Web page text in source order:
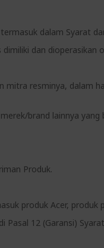
dalam Syarat
dan dioperasikan
mitra resminya, dalam
brand lainnya yang
Produk.
produk Acer, produk
Pasal 12 (Garansi)